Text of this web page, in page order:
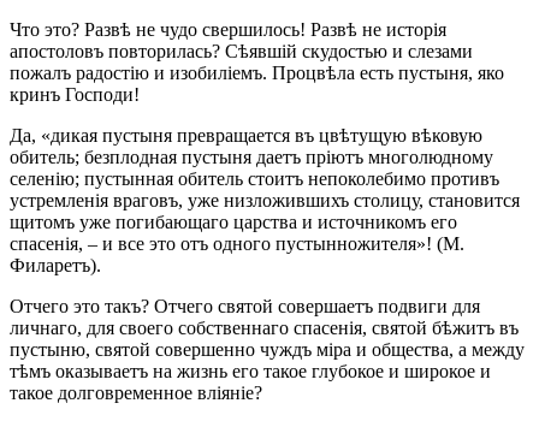
Что это? Развѣ не чудо свершилось! Развѣ не исторія
апостоловъ повторилась? Сѣявшій скудостью и слезами
пожалъ радостію и изобиліемъ. Процвѣла есть пустыня, яко
кринъ Господи!
Да, «дикая пустыня превращается въ цвѣтущую вѣковую
обитель; безплодная пустыня даетъ пріютъ многолюдному
селенію; пустынная обитель стоитъ непоколебимо противъ
устремленія враговъ, уже низложившихъ столицу, становится
щитомъ уже погибающаго царства и источникомъ его
спасенія, – и все это отъ одного пустынножителя»! (М.
Филаретъ).
Отчего это такъ? Отчего святой совершаетъ подвиги для
личнаго, для своего собственнаго спасенія, святой бѣжитъ въ
пустыню, святой совершенно чуждъ міра и общества, а между
тѣмъ оказываетъ на жизнь его такое глубокое и широкое и
такое долговременное вліяніе?